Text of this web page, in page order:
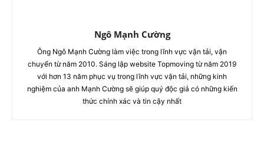
Ngô Mạnh Cường
Ông Ngô Mạnh Cường làm việc trong lĩnh vực vận tải, vận
chuyển từ năm 2010. Sáng lập website Topmoving từ năm 2019
với hơn 13 năm phục vụ trong lĩnh vực vận tải, những kinh
nghiệm của anh Mạnh Cường sẽ giúp quý độc giả có những kiến
thức chính xác và tin cậy nhất